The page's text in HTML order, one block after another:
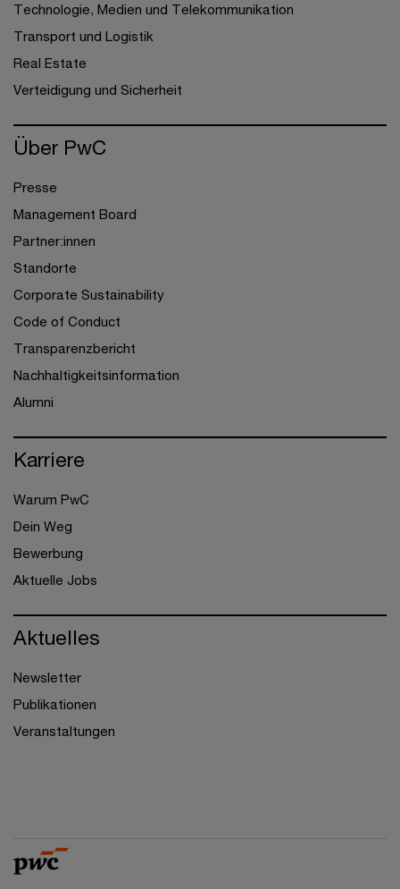
Technologie, Medien und Telekommunikation
Transport und Logistik
Real Estate
Verteidigung und Sicherheit
Über PwC
Presse
Management Board
Partner:innen
Standorte
Corporate Sustainability
Code of Conduct
Transparenzbericht
Nachhaltigkeitsinformation
Alumni
Karriere
Warum PwC
Dein Weg
Bewerbung
Aktuelle Jobs
Aktuelles
Newsletter
Publikationen
Veranstaltungen